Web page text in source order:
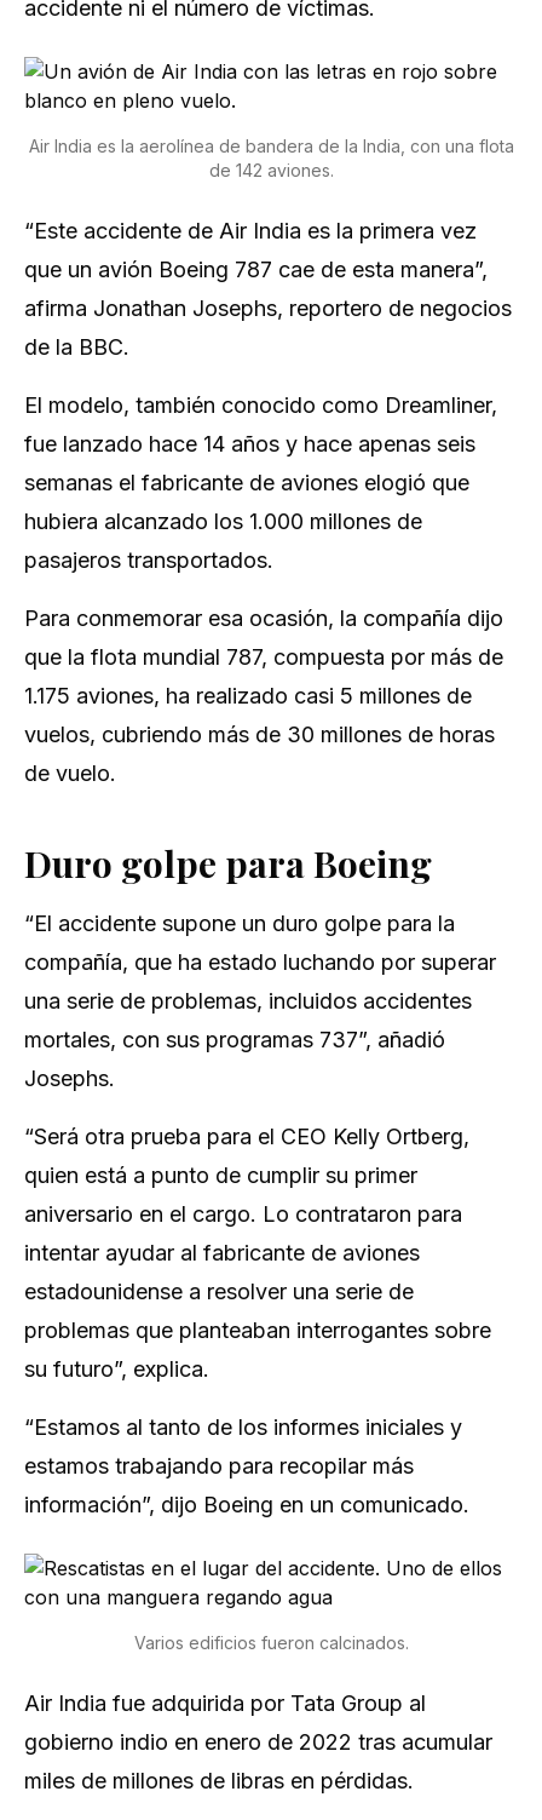
accidente ni el número de víctimas.
Air India es la aerolínea de bandera de la India, con una flota
de 142 aviones.
“Este accidente de Air India es la primera vez
que un avión Boeing 787 cae de esta manera”,
afirma Jonathan Josephs, reportero de negocios
de la BBC.
El modelo, también conocido como Dreamliner,
fue lanzado hace 14 años y hace apenas seis
semanas el fabricante de aviones elogió que
hubiera alcanzado los 1.000 millones de
pasajeros transportados.
Para conmemorar esa ocasión, la compañía dijo
que la flota mundial 787, compuesta por más de
1.175 aviones, ha realizado casi 5 millones de
vuelos, cubriendo más de 30 millones de horas
de vuelo.
Duro golpe para Boeing
“El accidente supone un duro golpe para la
compañía, que ha estado luchando por superar
una serie de problemas, incluidos accidentes
mortales, con sus programas 737”, añadió
Josephs.
“Será otra prueba para el CEO Kelly Ortberg,
quien está a punto de cumplir su primer
aniversario en el cargo. Lo contrataron para
intentar ayudar al fabricante de aviones
estadounidense a resolver una serie de
problemas que planteaban interrogantes sobre
su futuro”, explica.
“Estamos al tanto de los informes iniciales y
estamos trabajando para recopilar más
información”, dijo Boeing en un comunicado.
Varios edificios fueron calcinados.
Air India fue adquirida por Tata Group al
gobierno indio en enero de 2022 tras acumular
miles de millones de libras en pérdidas.